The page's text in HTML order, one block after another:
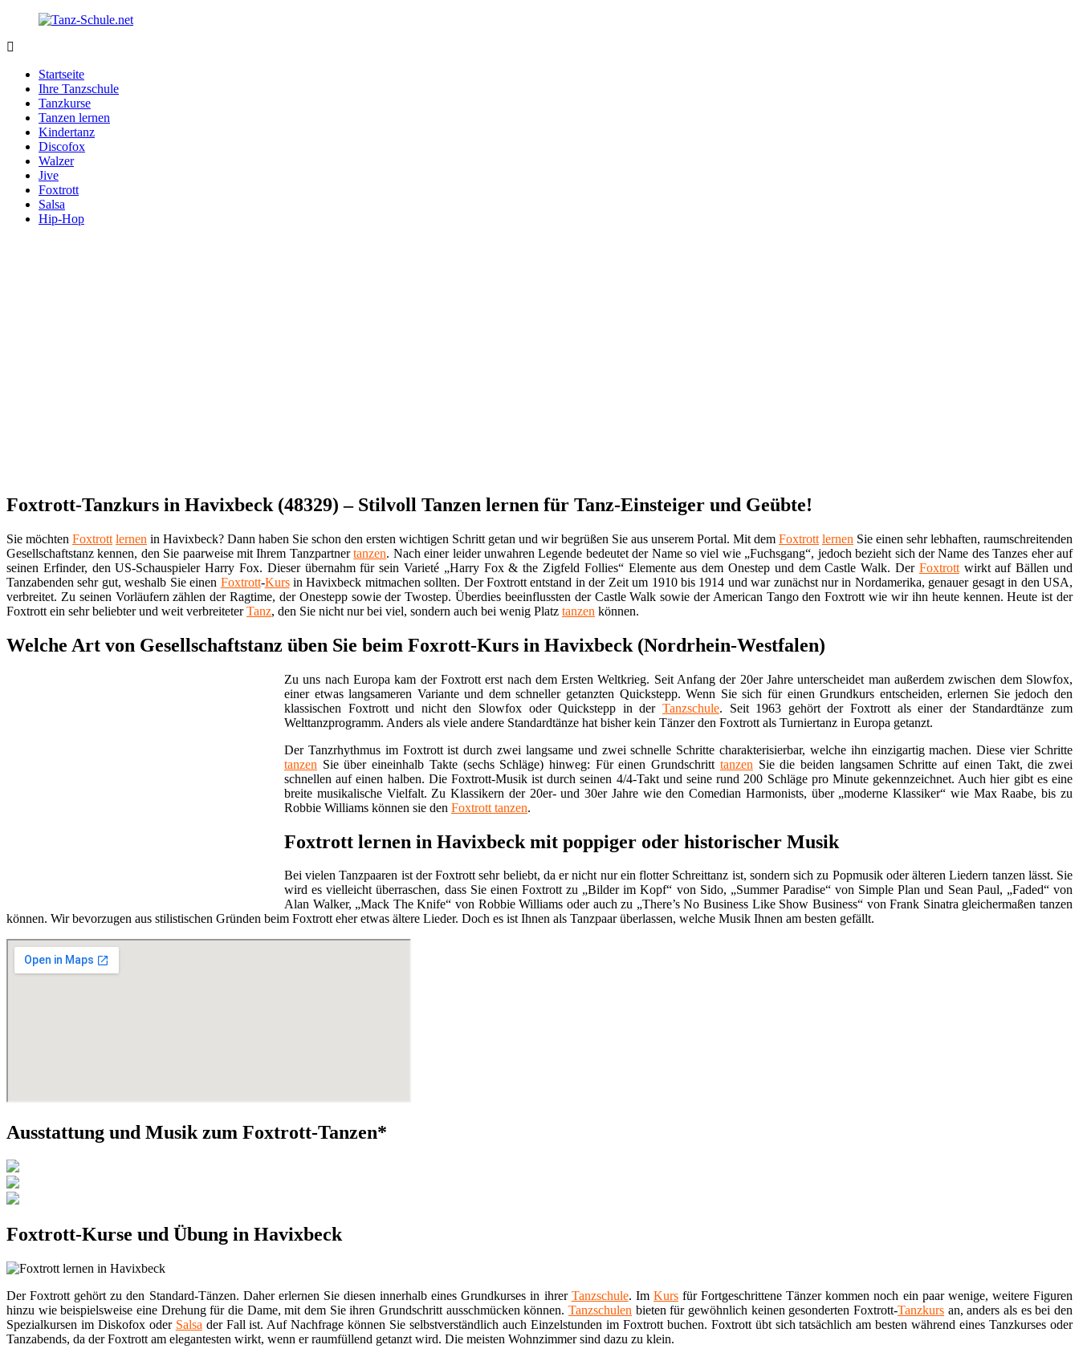
Zurück
Inhalt
Schule.net
Tanzschule
Internet
Startseite
Ihre Tanzschule
Tanzkurse
Tanzen lernen
Kindertanz
Discofox
Walzer
Jive
Foxtrott
Salsa
Hip-Hop
Foxtrott-Tanzkurs in Havixbeck (48329) – Stilvoll Tanzen lernen für Tanz-Einsteiger und Geübte!
Sie möchten Foxtrott lernen in Havixbeck? Dann haben Sie schon den ersten wichtigen Schritt getan und wir begrüßen Sie aus unserem Portal. Mit dem Foxtrott lernen Sie einen sehr lebhaften, raumschreitenden
Gesellschaftstanz kennen, den Sie paarweise mit Ihrem Tanzpartnertanzen. Nach einer leider unwahren Legende bedeutet der Name so viel wie „Fuchsgang“, jedoch bezieht sich der Name des Tanzes eher auf
seinen Erfinder, den US-Schauspieler Harry Fox. Dieser übernahm für sein Varieté „Harry Fox & the Zigfeld Follies“ Elemente aus dem Onestep und dem Castle Walk. Der Foxtrottwirkt auf Bällen und
Tanzabenden sehr gut, weshalb Sie einen Foxtrott-Kursin Havixbeck mitmachen sollten. Der Foxtrott entstand in der Zeit um 1910 bis 1914 und war zunächst nur in Nordamerika, genauer gesagt in den USA,
verbreitet. Zu seinen Vorläufern zählen der Ragtime, der Onestepp sowie der Twostep. Überdies beeinflussten der Castle Walk sowie der American Tango den Foxtrott wie wir ihn heute kennen. Heute ist der
Foxtrott ein sehr beliebter und weit verbreiteterTanz, den Sie nicht nur bei viel, sondern auch bei wenig Platz tanzen können.
Welche Art von Gesellschaftstanz üben Sie beim Foxrott-Kurs in Havixbeck (Nordrhein-Westfalen)
Zu uns nach Europa kam der Foxtrott erst nach dem Ersten Weltkrieg. Seit Anfang der 20er Jahre unterscheidet man außerdem zwischen dem Slowfox,
einer etwas langsameren Variante und dem schneller getanzten Quickstepp. Wenn Sie sich für einen Grundkurs entscheiden, erlernen Sie jedoch den
klassischen Foxtrott und nicht den Slowfox oder Quickstepp in der Tanzschule. Seit 1963 gehört der Foxtrott als einer der Standardtänze zum
Welttanzprogramm. Anders als viele andere Standardtänze hat bisher kein Tänzer den Foxtrott als Turniertanz in Europa getanzt.
Der Tanzrhythmus im Foxtrott ist durch zwei langsame und zwei schnelle Schritte charakterisierbar, welche ihn einzigartig machen. Diese vier Schritte
tanzen Sie über eineinhalb Takte (sechs Schläge) hinweg: Für einen Grundschritt tanzen Sie die beiden langsamen Schritte auf einen Takt, die zwei
schnellen auf einen halben. Die Foxtrott-Musik ist durch seinen 4/4-Takt und seine rund 200 Schläge pro Minute gekennzeichnet. Auch hier gibt es eine
breite musikalische Vielfalt. Zu Klassikern der 20er- und 30er Jahre wie den Comedian Harmonists, über „moderne Klassiker“ wie Max Raabe, bis zu
Robbie Williams können sie den Foxtrott tanzen.
Foxtrott lernen in Havixbeck mit poppiger oder historischer Musik
Bei vielen Tanzpaaren ist der Foxtrott sehr beliebt, da er nicht nur ein flotter Schreittanz ist, sondern sich zu Popmusik oder älteren Liedern tanzen lässt. Sie
wird es vielleicht überraschen, dass Sie einen Foxtrott zu „Bilder im Kopf“ von Sido, „Summer Paradise“ von Simple Plan und Sean Paul, „Faded“ von
Alan Walker, „Mack The Knife“ von Robbie Williams oder auch zu „There’s No Business Like Show Business“ von Frank Sinatra gleichermaßen tanzen
können. Wir bevorzugen aus stilistischen Gründen beim Foxtrott eher etwas ältere Lieder. Doch es ist Ihnen als Tanzpaar überlassen, welche Musik Ihnen am besten gefällt.
Ausstattung und Musik zum Foxtrott-Tanzen*
Foxtrott-Kurse und Übung in Havixbeck
Der Foxtrott gehört zu den Standard-Tänzen. Daher erlernen Sie diesen innerhalb eines Grundkurses in ihrer Tanzschule. Im Kursfür Fortgeschrittene Tänzer kommen noch ein paar wenige, weitere Figuren
hinzu wie beispielsweise eine Drehung für die Dame, mit dem Sie ihren Grundschritt ausschmücken können. Tanzschulen bieten für gewöhnlich keinen gesonderten Foxtrott-Tanzkurs an, anders als es bei den
Spezialkursen im Diskofox oder Salsa der Fall ist. Auf Nachfrage können Sie selbstverständlich auch Einzelstunden im Foxtrott buchen. Foxtrott übt sich tatsächlich am besten während eines Tanzkurses oder
Tanzabends, da der Foxtrott am elegantesten wirkt, wenn er raumfüllend getanzt wird. Die meisten Wohnzimmer sind dazu zu klein.